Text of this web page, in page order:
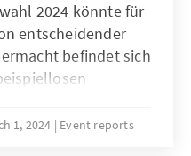
2024 könnte für
entscheidender
befindet sich
der Vereinigten
1, 2024 Event reports